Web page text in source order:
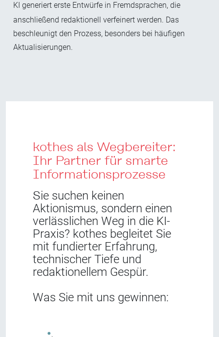
KI generiert erste Entwürfe in Fremdsprachen, die
anschließend redaktionell verfeinert werden. Das
beschleunigt den Prozess, besonders bei häufigen
Aktualisierungen.
kothes als Wegbereiter:
Ihr Partner für smarte
Informationsprozesse
Sie suchen keinen
Aktionismus, sondern einen
verlässlichen Weg in die KI-
Praxis? kothes begleitet Sie
mit fundierter Erfahrung,
technischer Tiefe und
redaktionellem Gespür.
Was Sie mit uns gewinnen: